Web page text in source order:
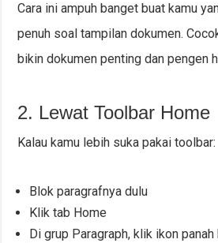
Cara ini ampuh banget buat kamu
penuh soal tampilan dokumen.
bikin dokumen penting dan pengen
2. Lewat Toolbar Home
Kalau kamu lebih suka pakai toolbar:
Blok paragrafnya dulu
Klik tab Home
Di grup Paragraph, klik ikon